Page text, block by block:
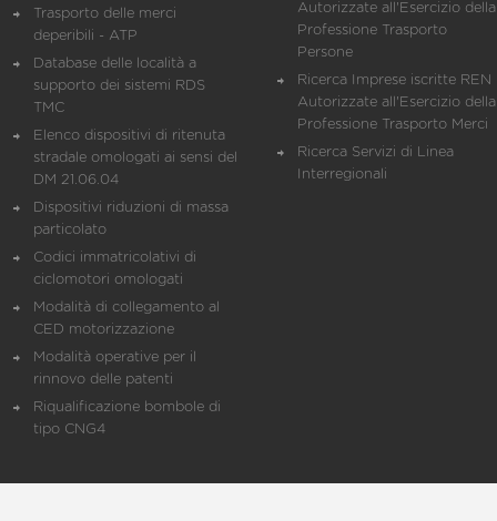
Trasporto delle merci
deperibili - ATP
Database delle località a
supporto dei sistemi RDS
TMC
Elenco dispositivi di ritenuta
stradale omologati ai sensi del
DM 21.06.04
Dispositivi riduzioni di massa
particolato
Codici immatricolativi di
ciclomotori omologati
Modalità di collegamento al
CED motorizzazione
Modalità operative per il
rinnovo delle patenti
Riqualificazione bombole di
tipo CNG4
Autorizzate all'Esercizio della
Professione Trasporto
Persone
Ricerca Imprese iscritte REN
Autorizzate all'Esercizio della
Professione Trasporto Merci
Ricerca Servizi di Linea
Interregionali